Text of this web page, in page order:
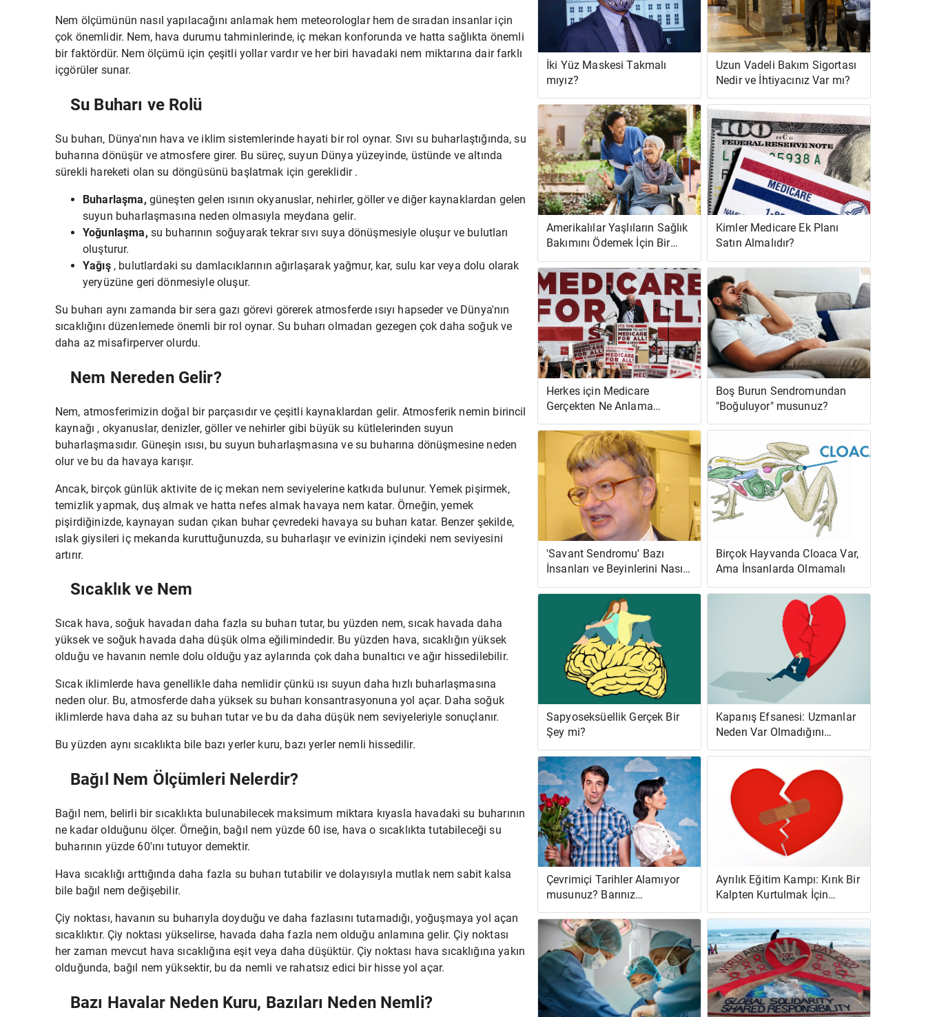
Nem ölçümünün nasıl yapılacağını anlamak hem meteorologlar hem de sıradan insanlar için
çok önemlidir. Nem, hava durumu tahminlerinde, iç mekan konforunda ve hatta sağlıkta önemli
bir faktördür. Nem ölçümü için çeşitli yollar vardır ve her biri havadaki nem miktarına dair farklı
içgörüler sunar.
Su Buharı ve Rolü
Su buharı, Dünya'nın hava ve iklim sistemlerinde hayati bir rol oynar. Sıvı su buharlaştığında, su
buharına dönüşür ve atmosfere girer. Bu süreç, suyun Dünya yüzeyinde, üstünde ve altında
sürekli hareketi olan su döngüsünü başlatmak için gereklidir .
Buharlaşma, güneşten gelen ısının okyanuslar, nehirler, göller ve diğer kaynaklardan gelen
suyun buharlaşmasına neden olmasıyla meydana gelir.
Yoğunlaşma, su buharının soğuyarak tekrar sıvı suya dönüşmesiyle oluşur ve bulutları
oluşturur.
Yağış, bulutlardaki su damlacıklarının ağırlaşarak yağmur, kar, sulu kar veya dolu olarak
yeryüzüne geri dönmesiyle oluşur.
Su buharı aynı zamanda bir sera gazı görevi görerek atmosferde ısıyı hapseder ve Dünya'nın
sıcaklığını düzenlemede önemli bir rol oynar. Su buharı olmadan gezegen çok daha soğuk ve
daha az misafirperver olurdu.
Nem Nereden Gelir?
Nem, atmosferimizin doğal bir parçasıdır ve çeşitli kaynaklardan gelir. Atmosferik nemin birincil
kaynağı , okyanuslar, denizler, göller ve nehirler gibi büyük su kütlelerinden suyun
buharlaşmasıdır. Güneşin ısısı, bu suyun buharlaşmasına ve su buharına dönüşmesine neden
olur ve bu da havaya karışır.
Ancak, birçok günlük aktivite de iç mekan nem seviyelerine katkıda bulunur. Yemek pişirmek,
temizlik yapmak, duş almak ve hatta nefes almak havaya nem katar. Örneğin, yemek
pişirdiğinizde, kaynayan sudan çıkan buhar çevredeki havaya su buharı katar. Benzer şekilde,
ıslak giysileri iç mekanda kuruttuğunuzda, su buharlaşır ve evinizin içindeki nem seviyesini
artırır.
Sıcaklık ve Nem
Sıcak hava, soğuk havadan daha fazla su buharı tutar, bu yüzden nem, sıcak havada daha
yüksek ve soğuk havada daha düşük olma eğilimindedir. Bu yüzden hava, sıcaklığın yüksek
olduğu ve havanın nemle dolu olduğu yaz aylarında çok daha bunaltıcı ve ağır hissedilebilir.
Sıcak iklimlerde hava genellikle daha nemlidir çünkü ısı suyun daha hızlı buharlaşmasına
neden olur. Bu, atmosferde daha yüksek su buharı konsantrasyonuna yol açar. Daha soğuk
iklimlerde hava daha az su buharı tutar ve bu da daha düşük nem seviyeleriyle sonuçlanır.
Bu yüzden aynı sıcaklıkta bile bazı yerler kuru, bazı yerler nemli hissedilir.
Bağıl Nem Ölçümleri Nelerdir?
Bağıl nem, belirli bir sıcaklıkta bulunabilecek maksimum miktara kıyasla havadaki su buharının
ne kadar olduğunu ölçer. Örneğin, bağıl nem yüzde 60 ise, hava o sıcaklıkta tutabileceği su
buharının yüzde 60'ını tutuyor demektir.
Hava sıcaklığı arttığında daha fazla su buharı tutabilir ve dolayısıyla mutlak nem sabit kalsa
bile bağıl nem değişebilir.
Çiy noktası, havanın su buharıyla doyduğu ve daha fazlasını tutamadığı, yoğuşmaya yol açan
sıcaklıktır. Çiy noktası yükselirse, havada daha fazla nem olduğu anlamına gelir. Çiy noktası
her zaman mevcut hava sıcaklığına eşit veya daha düşüktür. Çiy noktası hava sıcaklığına yakın
olduğunda, bağıl nem yüksektir, bu da nemli ve rahatsız edici bir hisse yol açar.
Bazı Havalar Neden Kuru, Bazıları Neden Nemli?
İki Yüz Maskesi Takmalı
mıyız?
Uzun Vadeli Bakım Sigortası
Nedir ve İhtiyacınız Var mı?
Amerikalılar Yaşlıların Sağlık
Bakımını Ödemek İçin Bir
Parça Parçalı Seçeneklere
Güveniyor
Kimler Medicare Ek Planı
Satın Almalıdır?
Herkes için Medicare
Gerçekten Ne Anlama
Geliyor?
Boş Burun Sendromundan
"Boğuluyor" musunuz?
'Savant Sendromu' Bazı
İnsanları ve Beyinlerini Nasıl
Olağanüstü Hale Getiriyor?
Birçok Hayvanda Cloaca Var,
Ama İnsanlarda Olmamalı
Sapyoseksüellik Gerçek Bir
Şey mi?
Kapanış Efsanesi: Uzmanlar
Neden Var Olmadığını
Söylüyor?
Çevrimiçi Tarihler Alamıyor
musunuz? Barınız
Muhtemelen Çok Yüksek
Ayrılık Eğitim Kampı: Kırık Bir
Kalpten Kurtulmak İçin
Yardım